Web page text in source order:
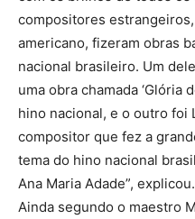
compositores
americano, fizeram obras
nacional brasileiro. Um
uma obra chamada ‘Glória
hino nacional, e o outro foi
compositor que fez a
tema do hino nacional
Ana Maria Adade”, explicou.
Ainda segundo o maestro